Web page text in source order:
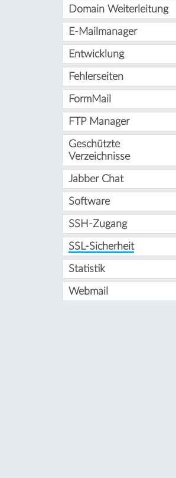
Domain Weiterleitung
E-Mailmanager
Entwicklung
Fehlerseiten
FormMail
FTP Manager
Geschützte
Verzeichnisse
Jabber Chat
Software
SSH-Zugang
SSL-Sicherheit
Statistik
Webmail